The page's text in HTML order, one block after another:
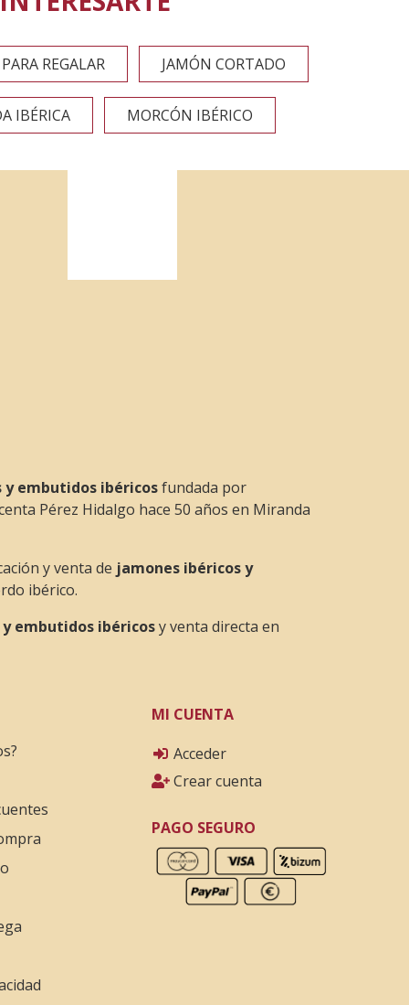
REGALAR JAMÓN CORTADO
IBÉRICA MORCÓN IBÉRICO
y embutidos ibéricosfundada por
Pérez Hidalgo hace 50 años en Miranda
y venta de jamones ibéricos y
ibérico.
embutidos ibéricosy venta directa en
MI CUENTA
Acceder
Crear cuenta
PAGO SEGURO